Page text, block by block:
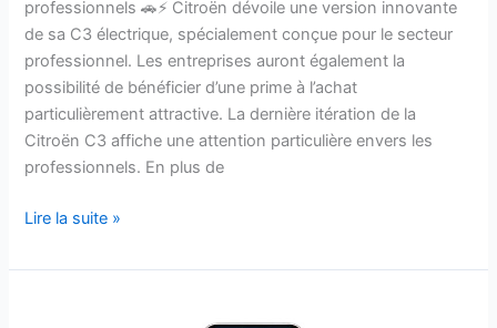
professionnels 🚗⚡ Citroën dévoile une version innovante
de sa C3 électrique, spécialement conçue pour le secteur
professionnel. Les entreprises auront également la
possibilité de bénéficier d’une prime à l’achat
particulièrement attractive. La dernière itération de la
Citroën C3 affiche une attention particulière envers les
professionnels. En plus de
Lire la suite »